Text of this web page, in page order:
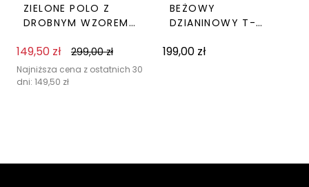
ZIELONE POLO Z
DROBNYM WZOREM
149,50 zł 299,00zł
Najniższa cena z ostatnich 30
dni: 149,50 zł
produkt
BEŻOWY
DZIANINOWY T-
PIERRE CARDIN
199,00 zł